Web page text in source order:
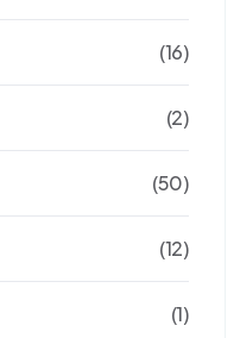
(16)
(2)
(50)
(12)
(1)